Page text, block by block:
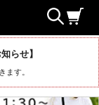
らせ】
ます。